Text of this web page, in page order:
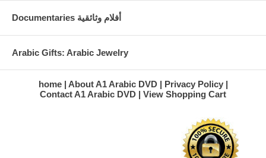
Documentaries أفلام وثائقية
Arabic Gifts: Arabic Jewelry
home About A1 Arabic DVD
Privacy Policy
Contact A1 Arabic DVD
View Shopping Cart